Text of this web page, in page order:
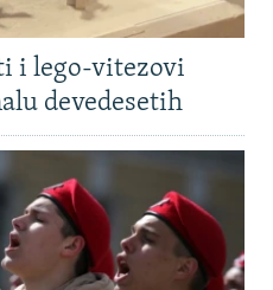
i lego-vitezovi
devedesetih